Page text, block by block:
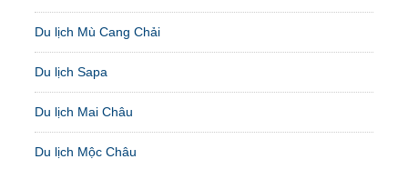
Du lịch Mù Cang Chải
Du lịch Sapa
Du lịch Mai Châu
Du lịch Mộc Châu